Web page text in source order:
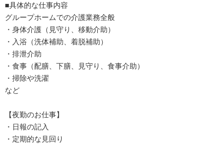
■具体的な仕事内容
グループホームでの介護業務全般
・身体介護（見守り、移動介助）
・入浴（洗体補助、着脱補助）
・排泄介助
・食事（配膳、下膳、見守り、食事介助）
・掃除や洗濯
など
【夜勤のお仕事】
・日報の記入
・定期的な見回り